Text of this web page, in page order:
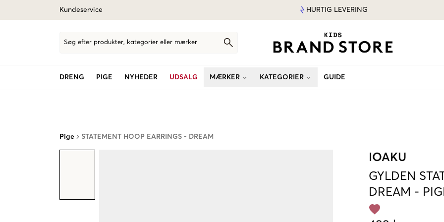
Kundeservice HURTIG LEVERING
Søg efter produkter, kategorier eller mærker
DRENG PIGE NYHEDER UDSALG MÆRKER KATEGORIER GUIDE
Pige STATEMENT HOOP EARRINGS - DREAM
IOAKU
GYLDEN
DREAM -